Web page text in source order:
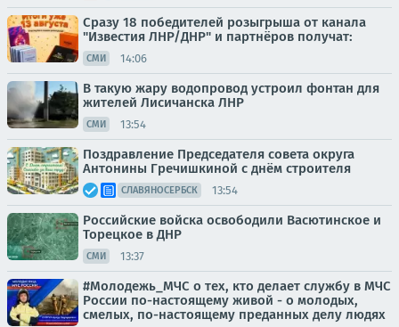
Сразу 18 победителей розыгрыша от канала
"Известия ЛНР/ДНР" и партнёров получат:
СМИ 14:06
В такую жару водопровод устроил фонтан для
жителей Лисичанска ЛНР
СМИ 13:54
Поздравление Председателя совета округа
Антонины Гречишкиной с днём строителя
СЛАВЯНОСЕРБСК 13:54
Российские войска освободили Васютинское и
Торецкое в ДНР
СМИ 13:37
#Молодежь_МЧС о тех, кто делает службу в МЧС
России по-настоящему живой - о молодых,
смелых, по-настоящему преданных делу людях